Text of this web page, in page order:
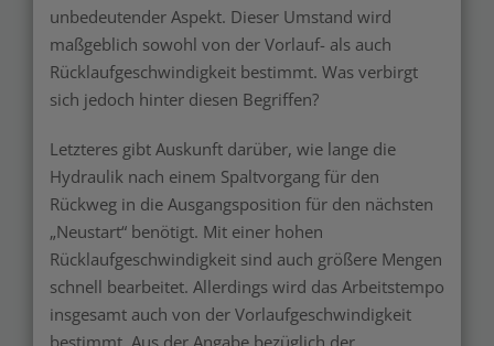
unbedeutender Aspekt. Dieser Umstand wird
maßgeblich sowohl von der Vorlauf- als auch
Rücklaufgeschwindigkeit bestimmt. Was verbirgt
sich jedoch hinter diesen Begriffen?
Letzteres gibt Auskunft darüber, wie lange die
Hydraulik nach einem Spaltvorgang für den
Rückweg in die Ausgangsposition für den nächsten
„Neustart“ benötigt. Mit einer hohen
Rücklaufgeschwindigkeit sind auch größere Mengen
schnell bearbeitet. Allerdings wird das Arbeitstempo
insgesamt auch von der Vorlaufgeschwindigkeit